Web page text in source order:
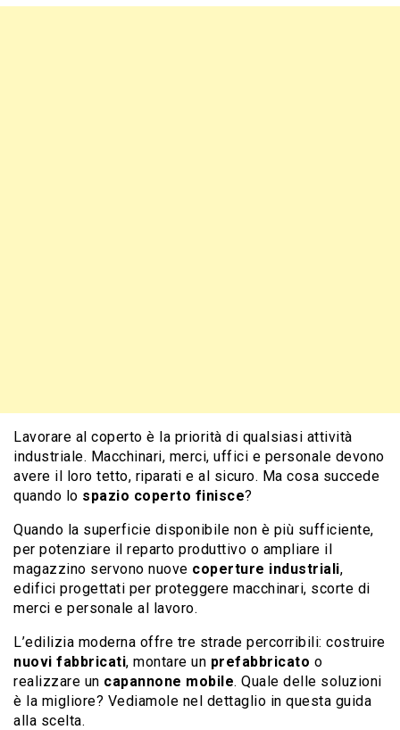
Lavorare al coperto è la priorità di qualsiasi attività
industriale. Macchinari, merci, uffici e personale devono
avere il loro tetto, riparati e al sicuro. Ma cosa succede
quando lo spazio coperto finisce?
Quando la superficie disponibile non è più sufficiente,
per potenziare il reparto produttivo o ampliare il
magazzino servono nuove coperture industriali,
edifici progettati per proteggere macchinari, scorte di
merci e personale al lavoro.
L’edilizia moderna offre tre strade percorribili: costruire
nuovi fabbricati, montare un prefabbricato o
realizzare un capannone mobile. Quale delle soluzioni
è la migliore? Vediamole nel dettaglio in questa guida
alla scelta.